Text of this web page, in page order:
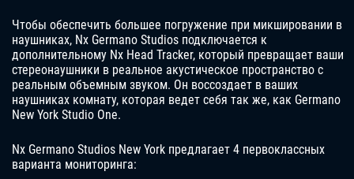
Чтобы обеспечить большее погружение при микшировании в
наушниках, Nx Germano Studios подключается к
дополнительному Nx Head Tracker, который превращает ваши
стереонаушники в реальное акустическое пространство с
реальным объемным звуком. Он воссоздает в ваших
наушниках комнату, которая ведет себя так же, как Germano
New York Studio One.
Nx Germano Studios New York предлагает 4 первоклассных
варианта мониторинга: